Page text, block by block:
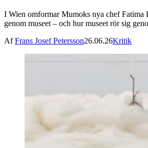
I Wien omformar Mumoks nya chef Fatima
genom museet – och hur museet rör sig
AfFrans Josef Petersson26.06.26Kritik